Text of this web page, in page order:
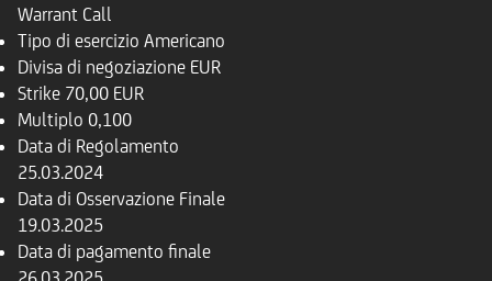
Warrant Call
Tipo di esercizio Americano
Divisa di negoziazione EUR
Strike 70,00 EUR
Multiplo 0,100
Data di Regolamento
25.03.2024
Data di Osservazione Finale
19.03.2025
Data di pagamento finale